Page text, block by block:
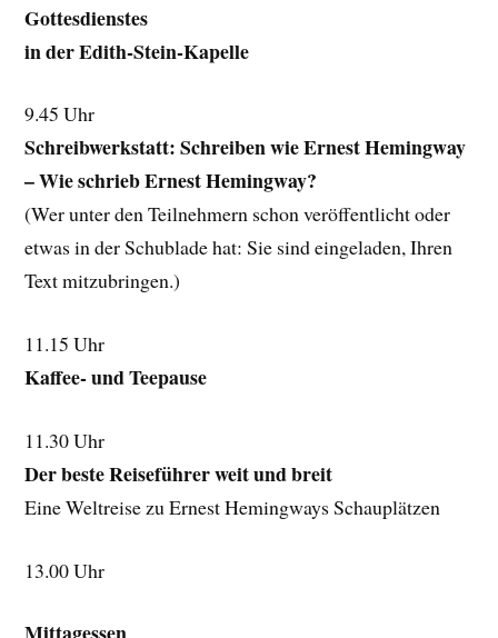
Gottesdienstes
in der Edith-Stein-Kapelle
9.45 Uhr
Schreibwerkstatt: Schreiben wie Ernest Hemingway
– Wie schrieb Ernest Hemingway?
(Wer unter den Teilnehmern schon veröffentlicht oder
etwas in der Schublade hat: Sie sind eingeladen, Ihren
Text mitzubringen.)
11.15 Uhr
Kaffee- und Teepause
11.30 Uhr
Der beste Reiseführer weit und breit
Eine Weltreise zu Ernest Hemingways Schauplätzen
13.00 Uhr